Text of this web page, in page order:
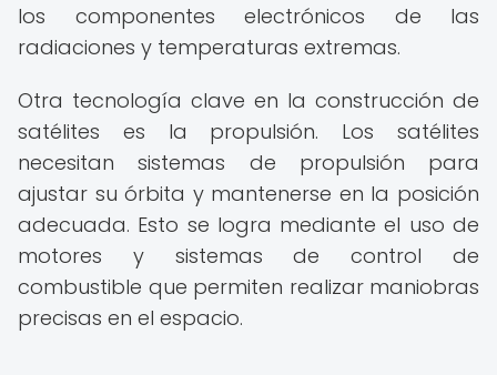
los componentes electrónicos de las
radiaciones y temperaturas extremas.
Otra tecnología clave en la construcción de
satélites es la propulsión. Los satélites
necesitan sistemas de propulsión para
ajustar su órbita y mantenerse en la posición
adecuada. Esto se logra mediante el uso de
motores y sistemas de control de
combustible que permiten realizar maniobras
precisas en el espacio.